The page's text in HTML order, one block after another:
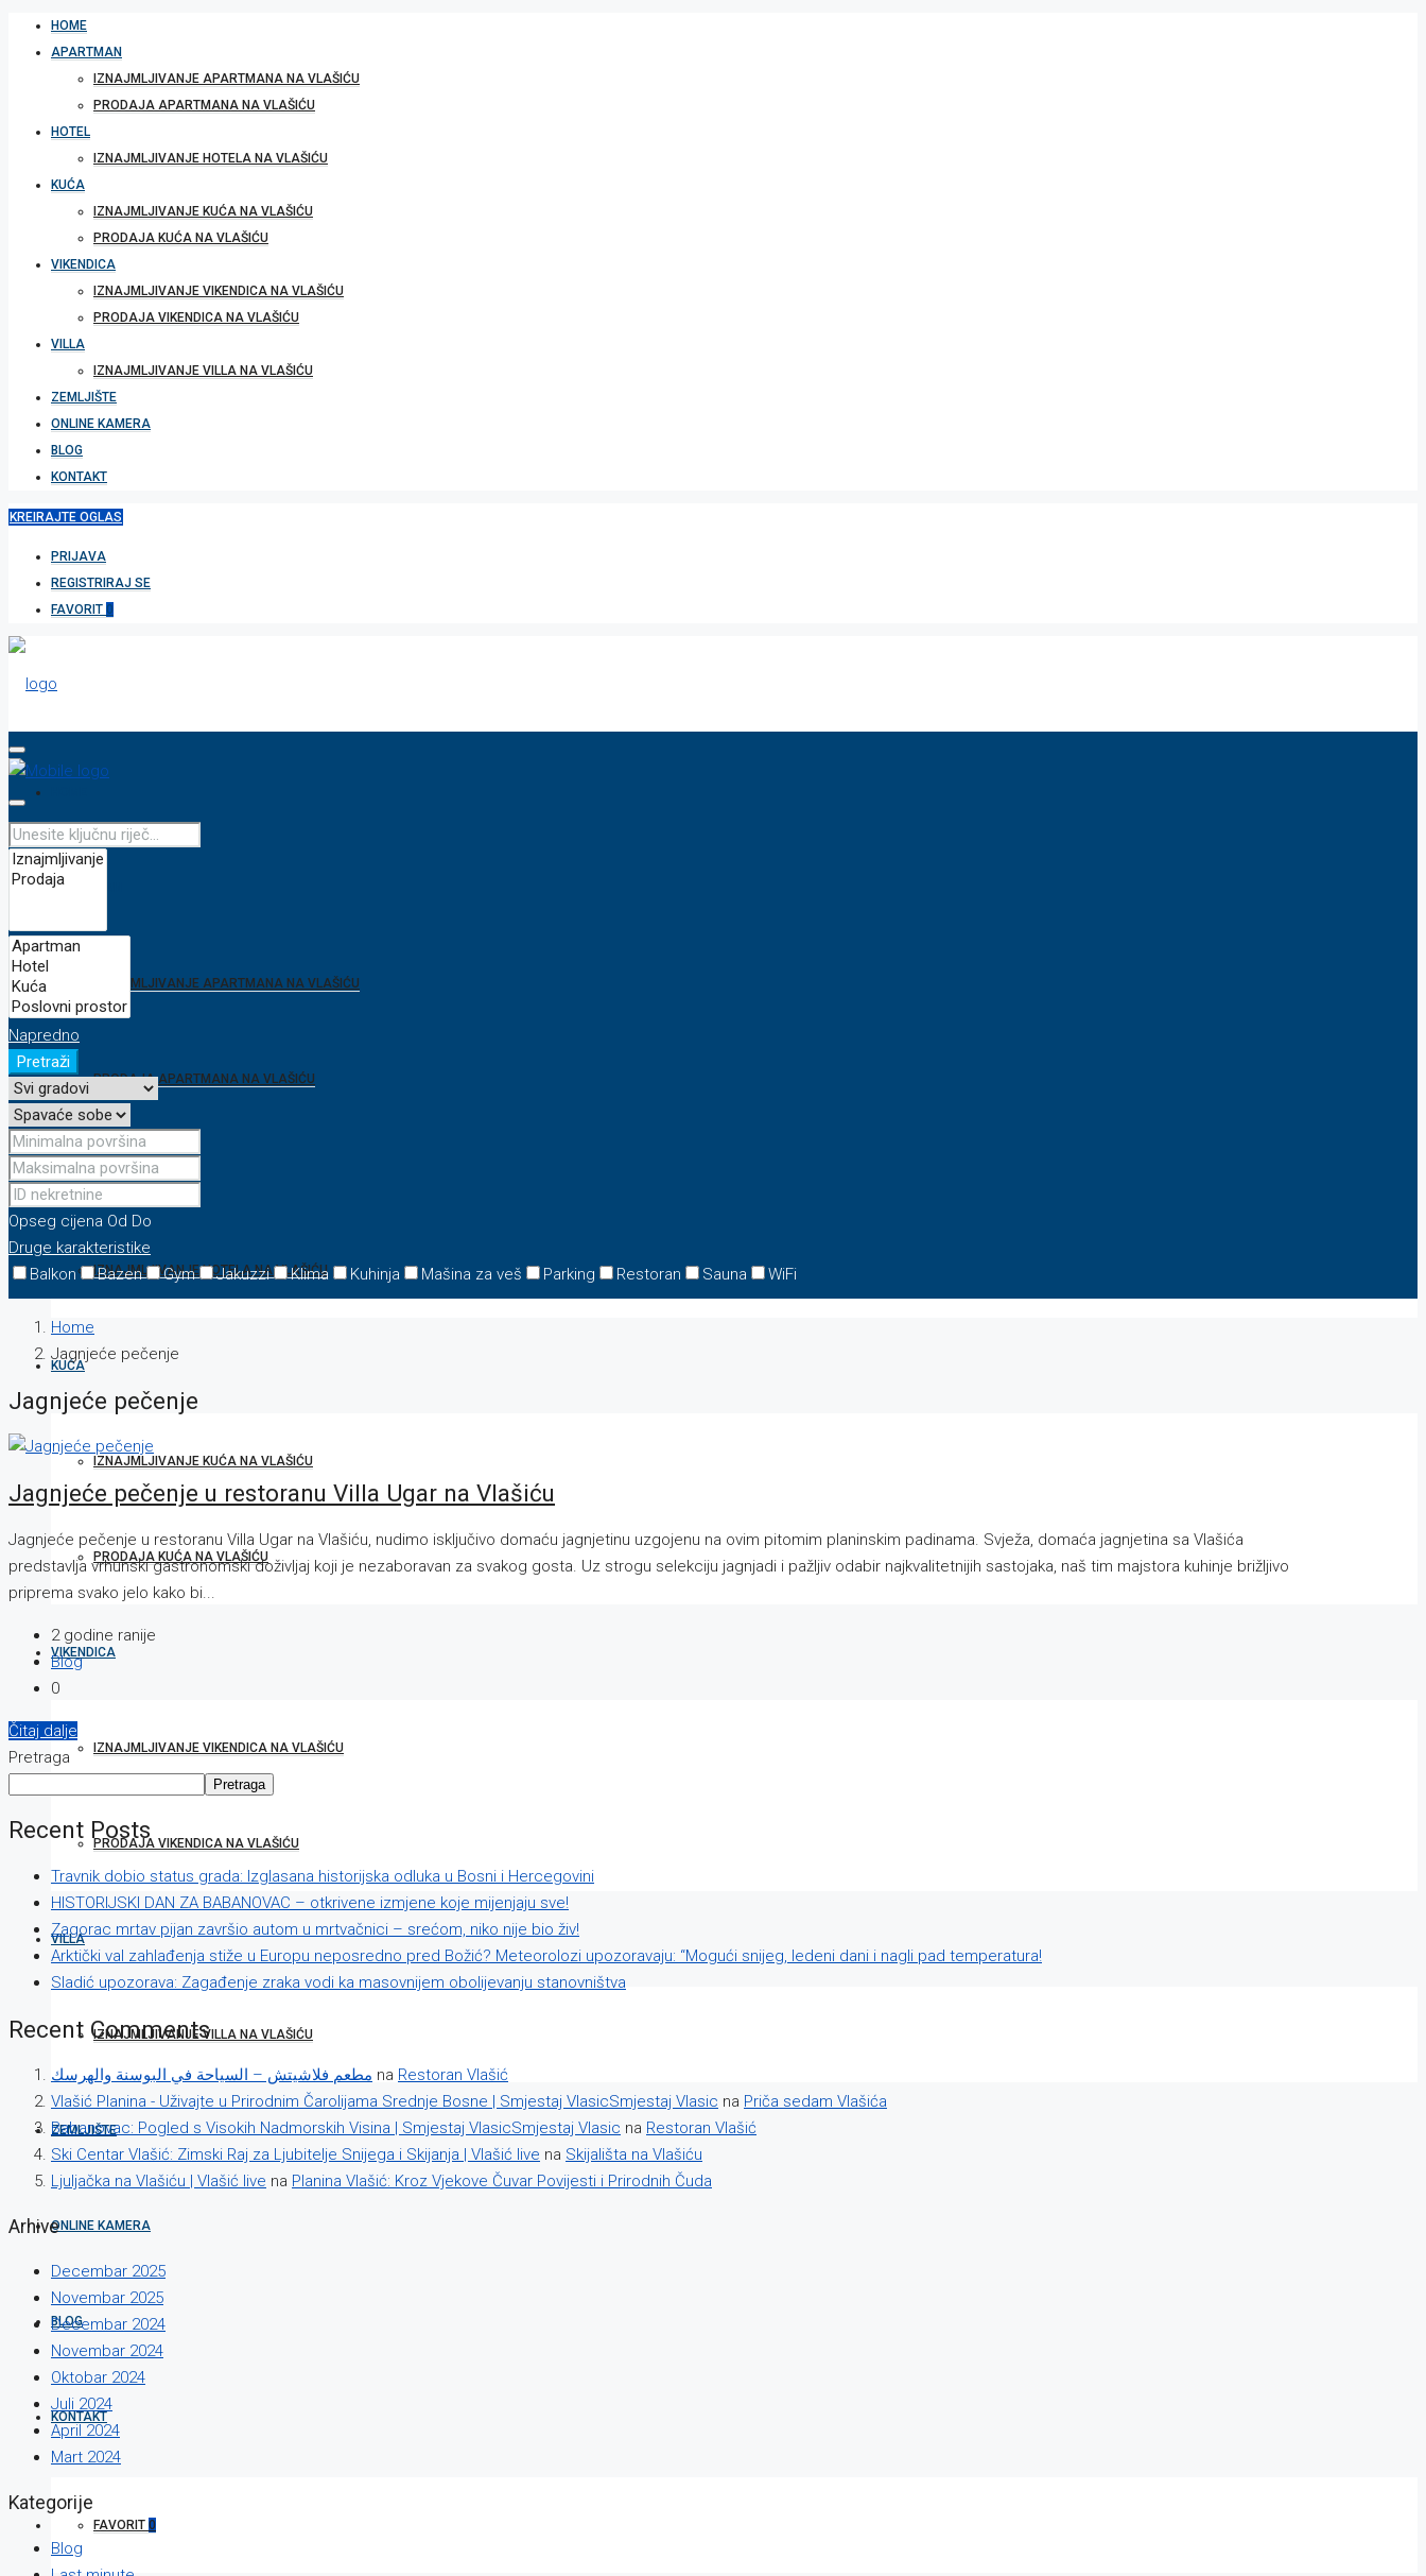
HOME
APARTMAN
IZNAJMLJIVANJE APARTMANA NA VLAŠIĆU
PRODAJA APARTMANA NA VLAŠIĆU
HOTEL
IZNAJMLJIVANJE HOTELA NA VLAŠIĆU
KUĆA
IZNAJMLJIVANJE KUĆA NA VLAŠIĆU
PRODAJA KUĆA NA VLAŠIĆU
VIKENDICA
IZNAJMLJIVANJE VIKENDICA NA VLAŠIĆU
PRODAJA VIKENDICA NA VLAŠIĆU
VILLA
IZNAJMLJIVANJE VILLA NA VLAŠIĆU
ZEMLJIŠTE
ONLINE KAMERA
BLOG
KONTAKT
KREIRAJTE OGLAS
PRIJAVA
REGISTRIRAJ SE
FAVORIT 0
APARTMAN
IZNAJMLJIVANJE APARTMANA NA VLAŠIĆU
PRODAJA APARTMANA NA VLAŠIĆU
HOTEL
IZNAJMLJIVANJE HOTELA NA VLAŠIĆU
KUĆA
IZNAJMLJIVANJE KUĆA NA VLAŠIĆU
PRODAJA KUĆA NA VLAŠIĆU
VIKENDICA
IZNAJMLJIVANJE VIKENDICA NA VLAŠIĆU
PRODAJA VIKENDICA NA VLAŠIĆU
VILLA
IZNAJMLJIVANJE VILLA NA VLAŠIĆU
ZEMLJIŠTE
ONLINE KAMERA
BLOG
KONTAKT
FAVORIT 0
Napredno
Pretraži
Opseg cijena Od Do
Druge karakteristike
Balkon
Bazen Gym Jakuzzi Klima Kuhinja Mašina za veš Parking Restoran Sauna WiFi
Home
Jagnjeće pečenje
Jagnjeće pečenje
Jagnjeće pečenje u restoranu Villa Ugar na Vlašiću
Jagnjeće pečenje u restoranu Villa Ugar na Vlašiću, nudimo isključivo domaću jagnjetinu uzgojenu na ovim pitomim planinskim padinama. Svježa, domaća jagnjetina sa Vlašića
predstavlja vrhunski gastronomski doživljaj koji je nezaboravan za svakog gosta. Uz strogu selekciju jagnjadi i pažljiv odabir najkvalitetnijih sastojaka, naš tim majstora kuhinje brižljivo
priprema svako jelo kako bi...
2 godine ranije
Blog
0
Čitaj dalje
Pretraga
Pretraga
Recent Posts
Travnik dobio status grada: Izglasana historijska odluka u Bosni i Hercegovini
HISTORIJSKI DAN ZA BABANOVAC – otkrivene izmjene koje mijenjaju sve!
Zagorac mrtav pijan završio autom u mrtvačnici – srećom, niko nije bio živ!
Arktički val zahlađenja stiže u Europu neposredno pred Božić? Meteorolozi upozoravaju: “Mogući snijeg, ledeni dani i nagli pad temperatura!
Sladić upozorava: Zagađenje zraka vodi ka masovnijem obolijevanju stanovništva
Recent Comments
مطعم فلاشيتش – السياحة في البوسنة والهرسك na Restoran Vlašić
Vlašić Planina - Uživajte u Prirodnim Čarolijama Srednje Bosne | Smjestaj VlasicSmjestaj Vlasic na Priča sedam Vlašića
Babanovac: Pogled s Visokih Nadmorskih Visina | Smjestaj VlasicSmjestaj Vlasic na Restoran Vlašić
Ski Centar Vlašić: Zimski Raj za Ljubitelje Snijega i Skijanja | Vlašić live na Skijališta na Vlašiću
Ljuljačka na Vlašiću | Vlašić live na Planina Vlašić: Kroz Vjekove Čuvar Povijesti i Prirodnih Čuda
Arhive
Decembar 2025
Novembar 2025
Decembar 2024
Novembar 2024
Oktobar 2024
Juli 2024
April 2024
Mart 2024
Kategorije
Blog